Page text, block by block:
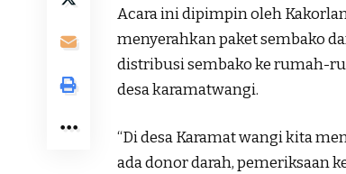
Acara ini dipimpin oleh
menyerahkan paket sembako
distribusi sembako ke rumah-
desa karamatwangi.
“Di desa Karamat wangi kita
ada donor darah, pemeriksaan